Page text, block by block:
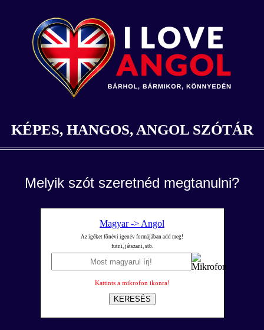
KÉPES, HANGOS, ANGOL SZÓTÁR
Melyik szót szeretnéd megtanulni?
Magyar -> Angol
Az igéket főnévi igenév formájában add meg!
futni, játszani, stb.
Kattints a mikrofon ikonra!
KERESÉS